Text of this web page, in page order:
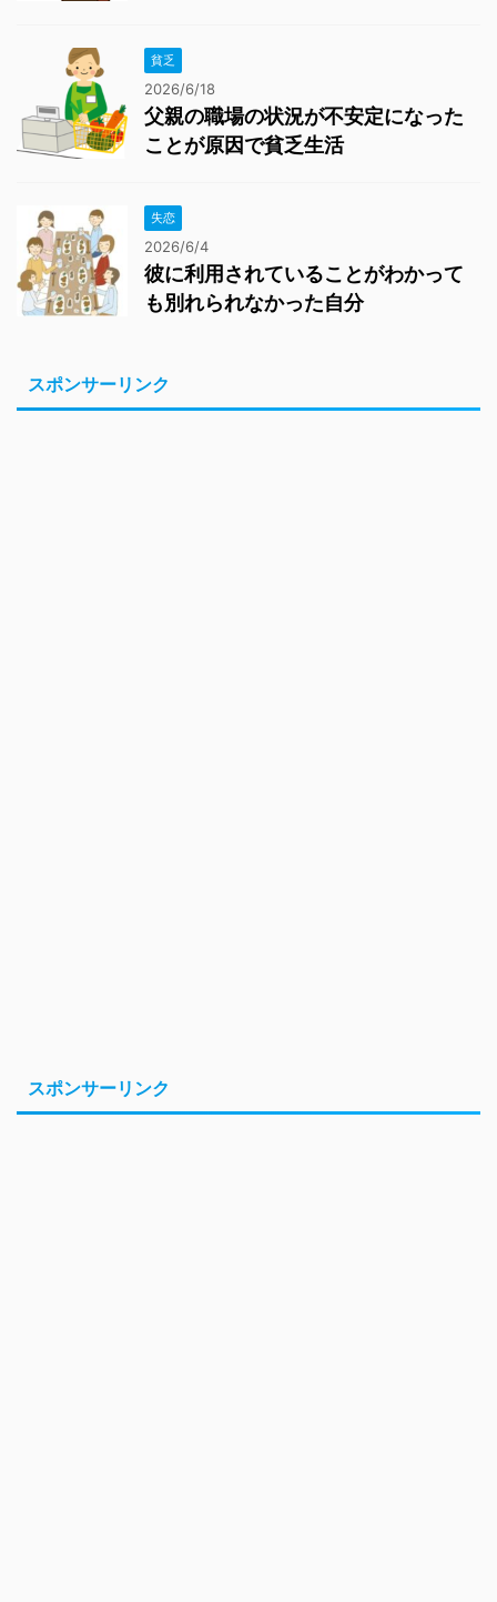
貧乏
2026/6/18
父親の職場の状況が不安定になった
ことが原因で貧乏生活
失恋
2026/6/4
彼に利用されていることがわかって
も別れられなかった自分
スポンサーリンク
スポンサーリンク